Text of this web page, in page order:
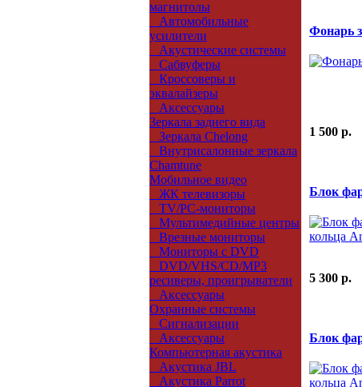
магнитолы
Автомобильные
усилители
Акустические системы
Сабвуферы
Кроссоверы и
эквалайзеры
Аксессуары
Зеркала заднего вида
Зеркала Chelong
Внутрисалонные зеркала
Chamtune
Мобильное видео
ЖК телевизоры
TV/PC-мониторы
Мультимедийные центры
Врезные мониторы
Мониторы с DVD
DVD/VHS/CD/MP3
ресиверы, проигрыватели
Аксессуары
Охранные системы
Сигнализации
Аксессуары
Компьютерная акустика
Акустика JBL
Акустика Parrot
Фонарь
1 500 p.
Блок
5 300 p.
Блок